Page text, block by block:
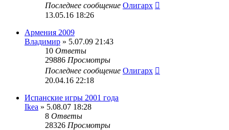
Последнее сообщение Олигарх
13.05.16 18:26
Армения 2009
Владимир » 5.07.09 21:43
10 Ответы
29886 Просмотры
Последнее сообщение Олигарх
20.04.16 22:18
Испанские игры 2001 года
Ikea » 5.08.07 18:28
8 Ответы
28326 Просмотры